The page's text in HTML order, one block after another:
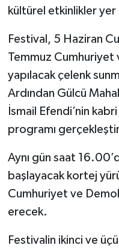
kültürel etkinlikler yer
Festival, 5 Haziran
Temmuz Cumhuriyet
yapılacak çelenk
Ardından Gülcü
İsmail Efendi’nin
programı
Aynı gün saat
başlayacak kortej
Cumhuriyet ve
erecek.
Festivalin ikinci ve
Türkiye
Yerel
İletişim